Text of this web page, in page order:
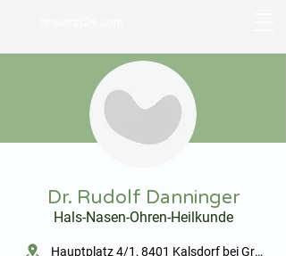
Dr. Rudolf Danninger
Hals-Nasen-Ohren-Heilkunde
Hauptplatz 4/1, 8401 Kalsdorf bei Graz